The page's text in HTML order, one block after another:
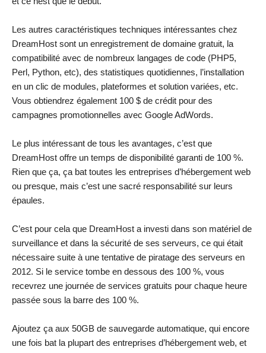
Les autres caractéristiques techniques intéressantes chez
DreamHost sont un enregistrement de domaine gratuit, la
compatibilité avec de nombreux langages de code (PHP5,
Perl, Python, etc), des statistiques quotidiennes, l’installation
en un clic de modules, plateformes et solution variées, etc.
Vous obtiendrez également 100 $ de crédit pour des
campagnes promotionnelles avec Google AdWords.
Le plus intéressant de tous les avantages, c’est que
DreamHost offre un temps de disponibilité garanti de 100 %.
Rien que ça, ça bat toutes les entreprises d’hébergement web
ou presque, mais c’est une sacré responsabilité sur leurs
épaules.
C’est pour cela que DreamHost a investi dans son matériel de
surveillance et dans la sécurité de ses serveurs, ce qui était
nécessaire suite à une tentative de piratage des serveurs en
2012. Si le service tombe en dessous des 100 %, vous
recevrez une journée de services gratuits pour chaque heure
passée sous la barre des 100 %.
Ajoutez ça aux 50GB de sauvegarde automatique, qui encore
une fois bat la plupart des entreprises d’hébergement web, et